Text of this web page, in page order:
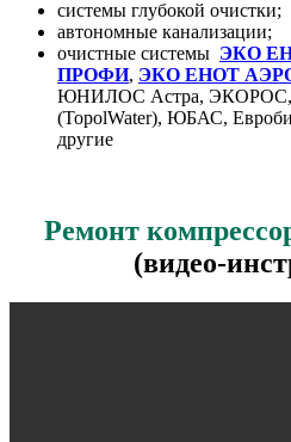
системы глубокой очистки;
автономные канализации;
очистные системы ЭКО
ПРОФИ, ЭКО ЕНОТ
ЮНИЛОС Астра, ЭКОРОС,
(TopolWater), ЮБАС,
другие
Ремонт
(видео-